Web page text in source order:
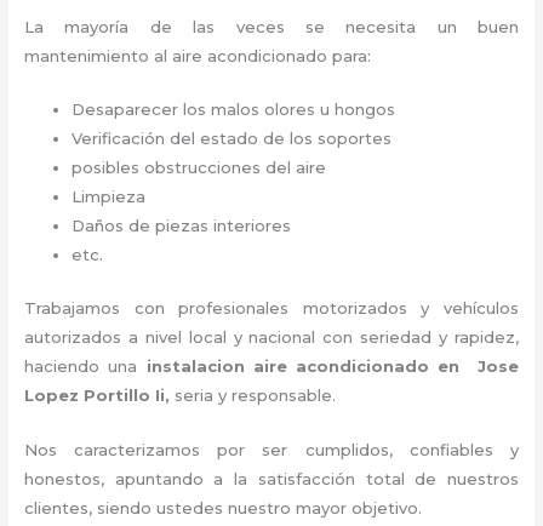
La mayoría de las veces se necesita un buen
mantenimiento al aire acondicionado para:
Desaparecer los malos olores u hongos
Verificación del estado de los soportes
posibles obstrucciones del aire
Limpieza
Daños de piezas interiores
etc.
Trabajamos con profesionales motorizados y vehículos
autorizados a nivel local y nacional con seriedad y rapidez,
haciendo una instalacion aire acondicionado en Jose
Lopez Portillo Ii, seria y responsable.
Nos caracterizamos por ser cumplidos, confiables y
honestos, apuntando a la satisfacción total de nuestros
clientes, siendo ustedes nuestro mayor objetivo.